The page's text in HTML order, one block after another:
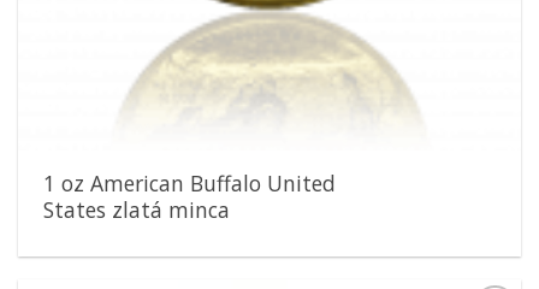
1 oz American Buffalo United
States zlatá minca